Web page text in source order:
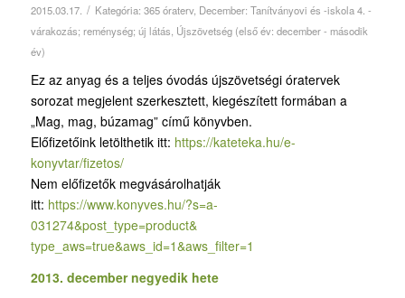
2015.03.17. / Kategória: 365 óraterv, December: Tanítványovi és -iskola 4. -
várakozás; reménység; új látás Újszövetség (első év: december - második
év)
Ez az anyag és a teljes óvodás újszövetségi óratervek
sorozat megjelent szerkesztett, kiegészített formában a
„Mag, mag, búzamag” című könyvben.
Előfizetőink letölthetik itt: https://kateteka.hu/e-
konyvtar/fizetos/
Nem előfizetők megvásárolhatják
itt: https://www.konyves.hu/?s=a-
031274&post_type=product&
type_aws=true&aws_id=1&aws_ filter=1
2013. december negyedik hete